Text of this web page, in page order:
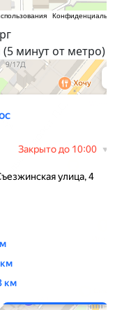
минут от метро)